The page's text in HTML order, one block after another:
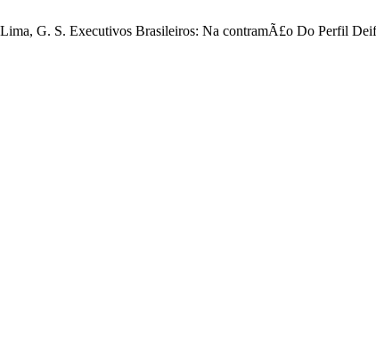
G. S. Executivos Brasileiros: Na contramÃ£o Do Perfil